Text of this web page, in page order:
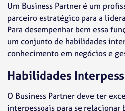
Um Business Partner é um
parceiro estratégico para a
Para desempenhar bem essa
um conjunto de habilidades
conhecimento em negócios e
Habilidades
O Business Partner deve ter
interpessoais para se relacionar